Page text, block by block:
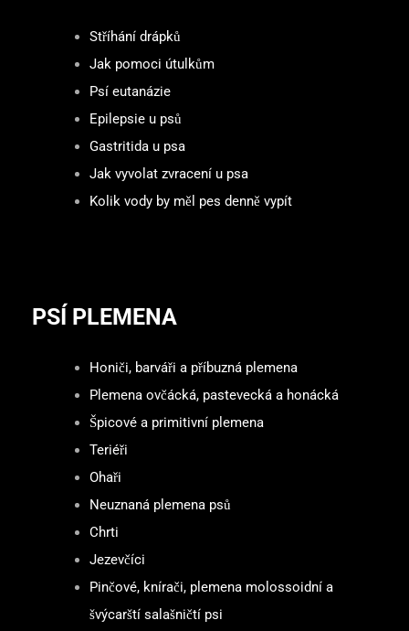
Stříhání drápků
Jak pomoci útulkům
Psí eutanázie
Epilepsie u psů
Gastritida u psa
Jak vyvolat zvracení u psa
Kolik vody by měl pes denně vypít
PSÍ PLEMENA
Honiči, barváři a příbuzná plemena
Plemena ovčácká, pastevecká a honácká
Špicové a primitivní plemena
Teriéři
Ohaři
Neuznaná plemena psů
Chrti
Jezevčíci
Pinčové, knírači, plemena molossoidní a
švýcarští salašničtí psi